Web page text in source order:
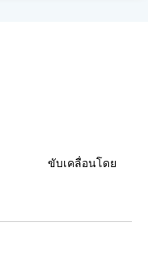
ขับเคลื่อนโดย